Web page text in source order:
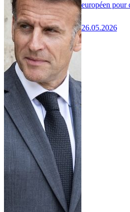
européen pour
26.05.2026